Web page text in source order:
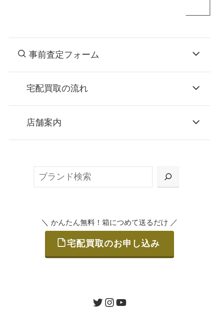
事前査定フォーム
宅配買取の流れ
お申込み
または梱包材不要の「集荷申込」からお選び
ご発送
店舗案内
＼ かんたん無料！箱につめて送るだけ ／
宅配買取のお申し込み
ツイッターインスタグラムユーチューブ